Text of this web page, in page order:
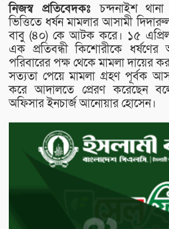
নিজস্ব প্রতিবেদকঃচন্দনাইশ
ভিত্তিতে ধর্ষন মামলার আসামী
বাবু (৪০) কে আটক করে। ১৫
এক প্রতিবন্ধী কিশােরীকে
পরিবারের পক্ষ থেকে মামলা দায়ের
সত্যতা পেয়ে মামলা গ্রহণ পূর্বক
করে আদালতে প্রেরণ করেছেন
অফিসার ইনচার্জ আনােয়ার হােসেন।